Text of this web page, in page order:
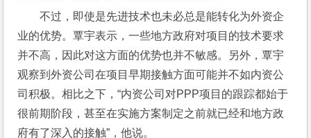
不过，即使是先进技术也未必总是能转化为外资企
业的优势。覃宇表示，一些地方政府对项目的技术要求
并不高，因此对这方面的优势也并不敏感。另外，覃宇
观察到外资公司在项目早期接触方面可能并不如内资公
司积极。相比之下，“内资公司对PPP项目的跟踪都始于
很前期阶段，甚至在实施方案制定之前就已经和地方政
府有了深入的接触”，他说。